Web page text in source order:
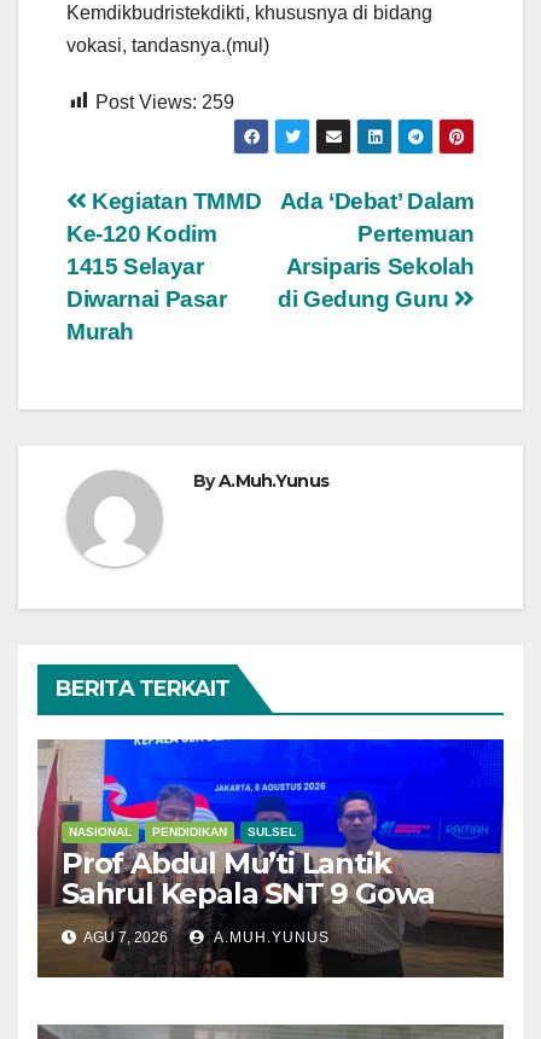
Kemdikbudristekdikti, khususnya di bidang
vokasi, tandasnya.(mul)
Post Views: 259
Navigasi
pos
Ada ‘Debat’ Dalam
Pertemuan
Arsiparis Sekolah
di Gedung Guru
Kegiatan TMMD
Ke-120 Kodim
1415 Selayar
Diwarnai Pasar
Murah
ByA.Muh.Yunus
BERITA TERKAIT
NASIONAL PENDIDIKAN SULSEL
Prof Abdul Mu’ti Lantik
Sahrul Kepala SNT 9 Gowa
AGU 7, 2026 A.MUH.YUNUS